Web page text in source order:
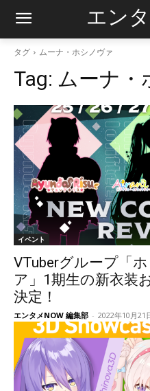
エン
タグ ムーナ・ホシノヴァ
Tag: ムーナ・
イベント
VTuberグループ「
ア」1期生の新衣装
決定！
エンタメNOW 編集部 - 2022年10月21